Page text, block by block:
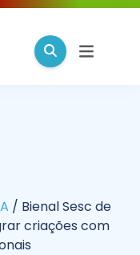
/ Bienal Sesc de
criações com